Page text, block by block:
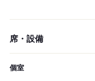
席・設備
個室